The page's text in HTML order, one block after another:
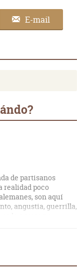
E-mail
de partisanos
realidad poco
son aquí
angustia, guerrilla,
la guerra no
por quienes